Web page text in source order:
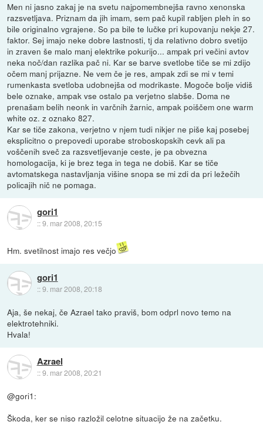
Men ni jasno zakaj je na svetu najpomembnejša ravno xenonska
razsvetljava. Priznam da jih imam, sem pač kupil rabljen pleh in so
bile originalno vgrajene. So pa bile te lučke pri kupovanju nekje 27.
faktor. Sej imajo neke dobre lastnosti, tj da relativno dobro svetijo
in zraven še malo manj elektrike pokurijo... ampak pri večini avtov
neka noč/dan razlika pač ni. Kar se barve svetlobe tiče se mi zdijo
očem manj prijazne. Ne vem če je res, ampak zdi se mi v temi
rumenkasta svetloba udobnejša od modrikaste. Mogoče bolje vidiš
bele oznake, ampak vse ostalo pa verjetno slabše. Doma ne
prenašam belih neonk in varčnih žarnic, ampak poiščem one warm
white oz. z oznako 827.
Kar se tiče zakona, verjetno v njem tudi nikjer ne piše kaj posebej
eksplicitno o prepovedi uporabe stroboskopskih cevk ali pa
voščenih sveč za razsvetljevanje ceste, je pa obvezna
homologacija, ki je brez tega in tega ne dobiš. Kar se tiče
avtomatskega nastavljanja višine snopa se mi zdi da pri ležečih
policajih nič ne pomaga.
gori1
::9. mar 2008, 20:15
Hm. svetilnost imajo res večjo
gori1
::9. mar 2008, 20:18
Aja, še nekaj, če Azrael tako praviš, bom odprl novo temo na
elektrotehniki.
Hvala!
Azrael
::9. mar 2008, 20:21
@gori1:
Škoda, ker se niso razložil celotne situacijo že na začetku.